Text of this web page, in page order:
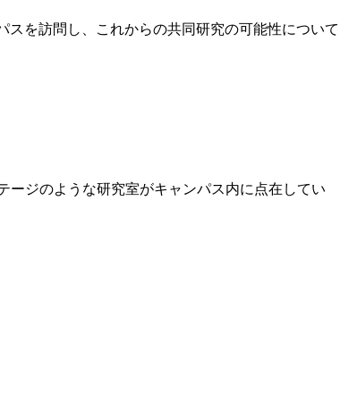
スを訪問し、これからの共同研究の可能性について
ージのような研究室がキャンパス内に点在してい